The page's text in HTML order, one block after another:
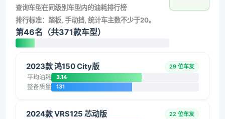
查询车型在同级别车型内的油耗排行榜
排行标准：踏板, 手动挡, 统计车主数不少于20。
第46名（共371款车型）
2023款 鸿150 City版 29 位车友
平均油耗 3.14
整备质量 131
2024款 VRS125 芯动版 22 位车友